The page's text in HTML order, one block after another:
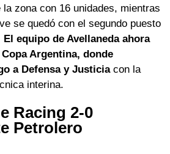
zona con 16 unidades, mientras
se quedó con el segundo puesto
El equipo de Avellaneda ahora
Argentina, donde
a Defensa y Justicia con la
interina.
Racing 2-0
Petrolero